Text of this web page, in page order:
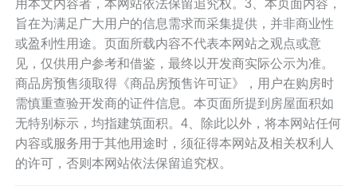
用本文内容者，本网站依法保留追究权。3、本页面内容，
旨在为满足广大用户的信息需求而采集提供，并非商业性
或盈利性用途。页面所载内容不代表本网站之观点或意
见，仅供用户参考和借鉴，最终以开发商实际公示为准。
商品房预售须取得《商品房预售许可证》，用户在购房时
需慎重查验开发商的证件信息。本页面所提到房屋面积如
无特别标示，均指建筑面积。4、除此以外，将本网站任何
内容或服务用于其他用途时，须征得本网站及相关权利人
的许可，否则本网站依法保留追究权。